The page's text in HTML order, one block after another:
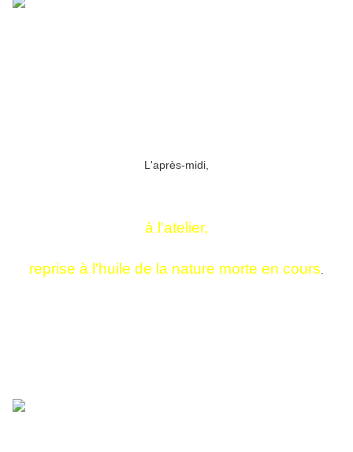
L'après-midi,
à l'atelier,
reprise à l'huile de la nature morte en cours